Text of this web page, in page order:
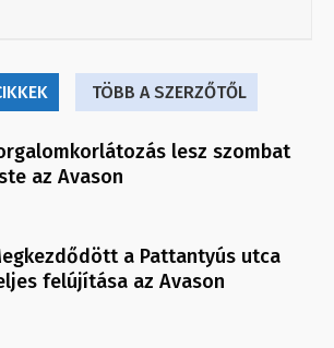
TÖBB A SZERZŐTŐL
lesz szombat
az Avason
a Pattantyús utca
felújítása az Avason